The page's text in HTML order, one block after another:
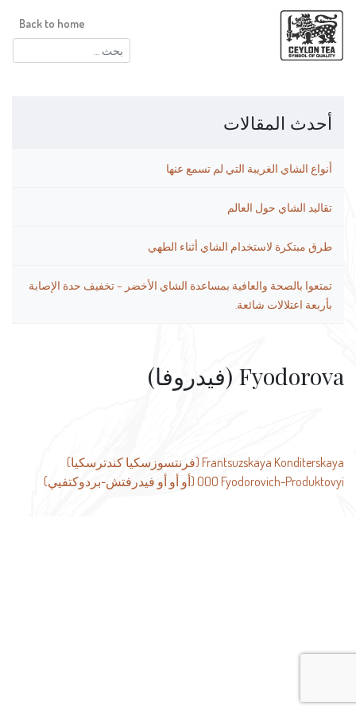
البحث
عن:
Back to home
أحدث المقالات
أنواع الشاي الغريبة التي لم تسمع عنها
تقاليد الشاي حول العالم
طرق مبتكرة لاستخدام الشاي أثناء الطهي
تمتعوا بالصحة والعافية بمساعدة الشاي الأخضر – تخفيف حدة الإصابة
بأربعة اعتلالات شائعة.
Fyodorova (فيدروفا)
تصفّح
المقالات
Frantsuzskaya Konditerskaya (فرنتسوزسكيا كندترسكيا)
OOO Fyodorovich-Produktovyi (أو أو أو فيدرفتش-بردوكتفيي)